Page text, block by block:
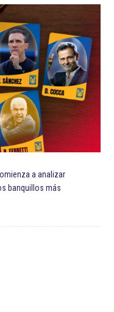
a analizar
banquillos más